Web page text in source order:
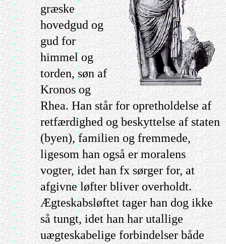
græske
hovedgud og
gud for
himmel og
torden, søn af
Kronos og
Rhea. Han står for opretholdelse af
retfærdighed og beskyttelse af staten
(byen), familien og fremmede,
ligesom han også er moralens
vogter, idet han fx sørger for, at
afgivne løfter bliver overholdt.
Ægteskabsløftet tager han dog ikke
så tungt, idet han har utallige
uægteskabelige forbindelser både